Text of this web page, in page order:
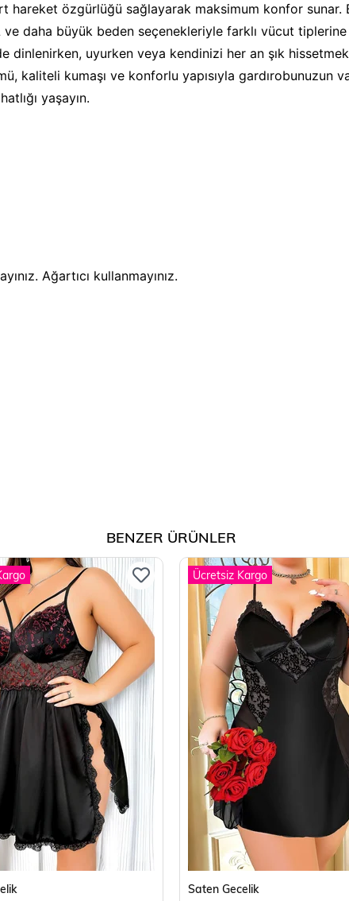
hareket özgürlüğü sağlayarak maksimum konfor sunar.
ve daha büyük beden seçenekleriyle farklı vücut
dinlenirken, uyurken veya kendinizi her an şık
kaliteli kumaşı ve konforlu yapısıyla gardırobunuzun
yaşayın.
Ağartıcı kullanmayınız.
BENZER ÜRÜNLER
Saten Gecelik
Ücretsiz Kargo